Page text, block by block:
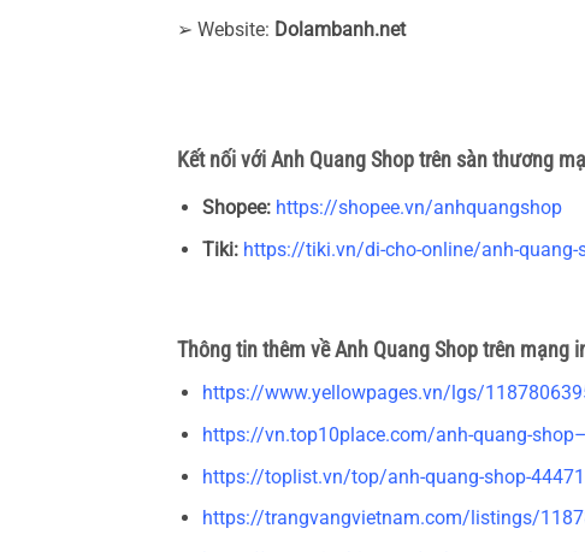
➢ Website: Dolambanh.net
Kết nối với Anh Quang Shop trên sàn thương
Shopee: https://shopee.vn/anhquangshop
Tiki: https://tiki.vn/di-cho-online/anh-quang-
Thông tin thêm về Anh Quang Shop trên mạng
https://www.yellowpages.vn/lgs/
https://vn.top10place.com/anh-quang-
https://toplist.vn/top/anh-quang-shop-
https://trangvangvietnam.com/listings/